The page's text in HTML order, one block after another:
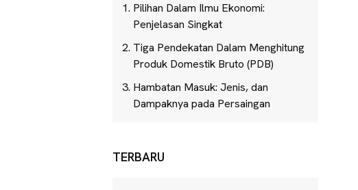
Pilihan Dalam Ilmu Ekonomi:
Penjelasan Singkat
Tiga Pendekatan Dalam Menghitung
Produk Domestik Bruto (PDB)
Hambatan Masuk: Jenis, dan
Dampaknya pada Persaingan
TERBARU